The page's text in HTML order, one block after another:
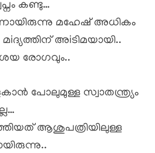
കണ്ടു…
മഹേഷ് അധികം
അiടിമയായി..
രോഗവും..
പോലുമുള്ള സ്വാതന്ത്ര്യം
ആശുപത്രിയിലുള്ള